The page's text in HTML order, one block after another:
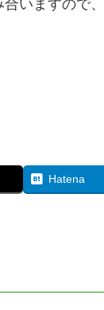
いますので
Hatena